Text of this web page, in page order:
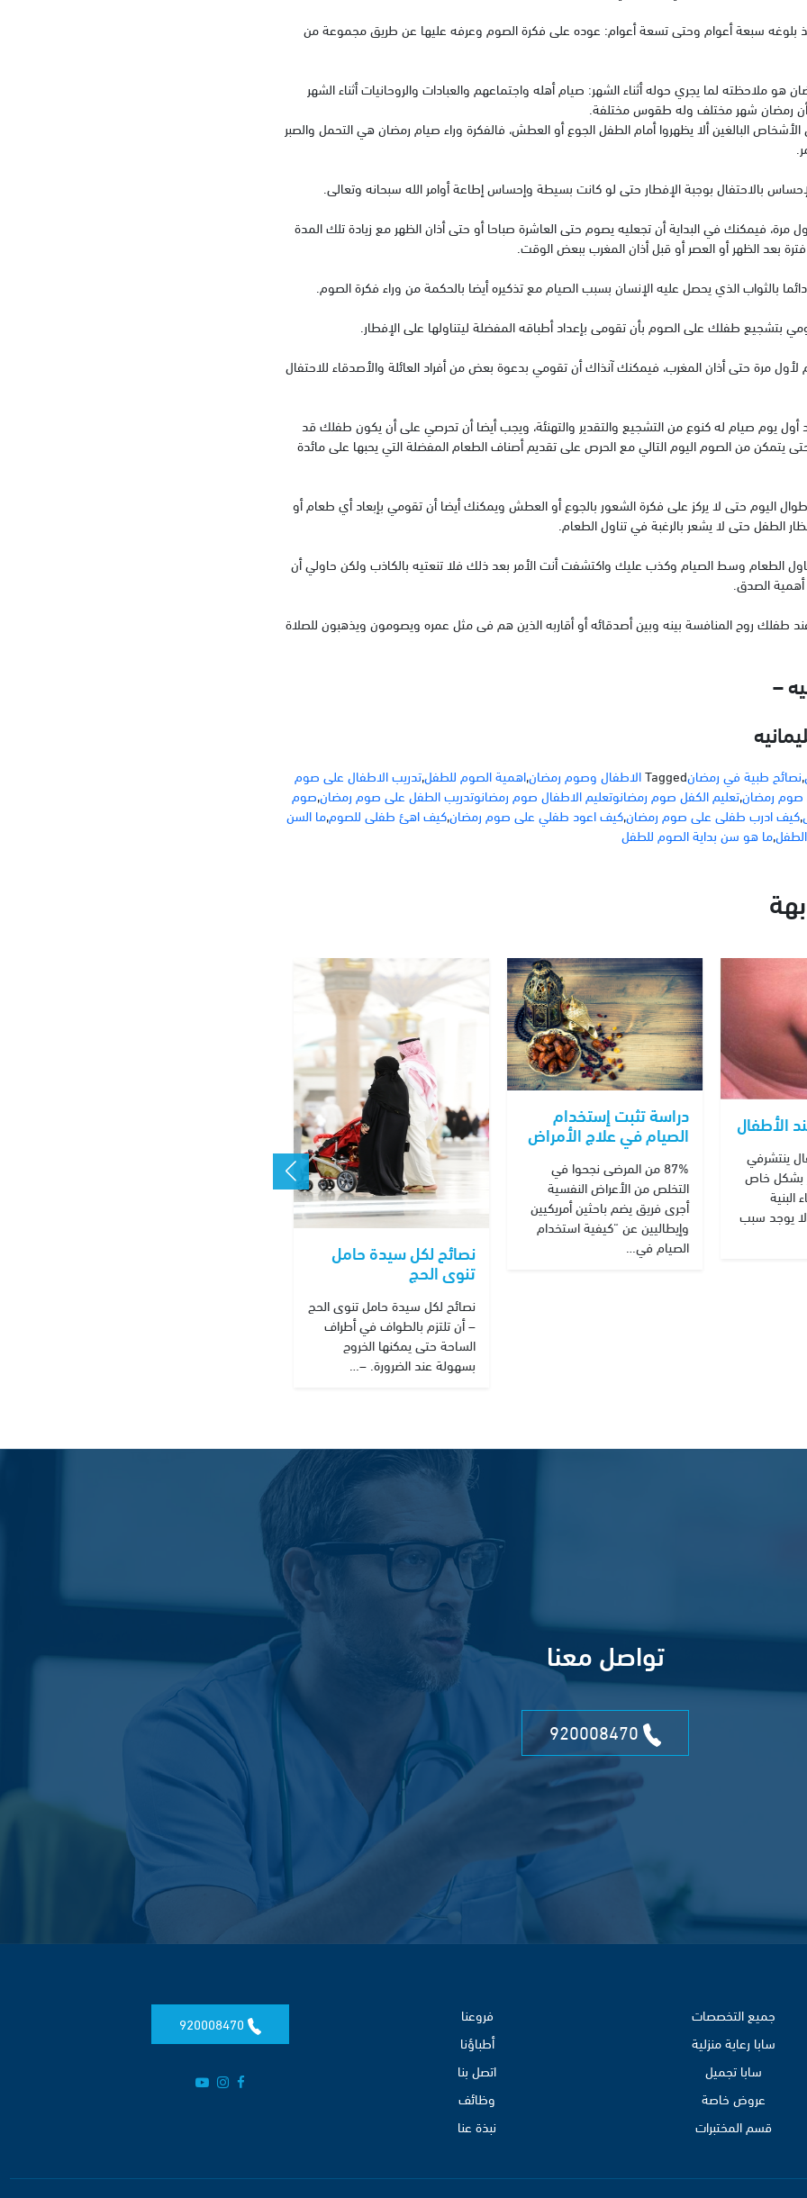
بلوغه سبعة أعوام وحتى تسعة أعوام: عوده على فكرة الصوم وعرفه عليها عن طريق مجموعة من
هو ملاحظته لما يجري حوله أثناء الشهر: صيام أهله واجتماعهم والعبادات والروحانيات أثناء الشهر
أن رمضان شهر مختلف وله طقوس مختلفة.
الأشخاص البالغين ألا يظهروا أمام الطفل الجوع أو العطش، فالفكرة وراء صيام رمضان هي التحمل والصبر
مرة، فيمكنك في البداية أن تجعليه يصوم حتى العاشرة صباحا أو حتى أذان الظهر مع زيادة تلك المدة
بعد الظهر أو العصر أو قبل أذان المغرب ببعض الوقت.
مرة حتى أذان المغرب، فيمكنك آنذاك أن تقومي بدعوة بعض من أفراد العائلة والأصدقاء للاحتفال
أول يوم صيام له كنوع من التشجيع والتقدير والتهنئة، ويجب أيضا أن تحرصي على أن يكون طفلك قد
يتمكن من الصوم اليوم التالي مع الحرص على تقديم أصناف الطعام المفضلة التي يحبها على مائدة
اليوم حتى لا يركز على فكرة الشعور بالجوع أو العطش ويمكنك أيضا أن تقومي بإبعاد أي طعام أو
الطفل حتى لا يشعر بالرغبة في تناول الطعام.
الطعام وسط الصيام وكذب عليك واكتشفت أنت الأمر بعد ذلك فلا تنعتيه بالكاذب ولكن حاولي أن
أهمية الصدق.
عند طفلك روح المنافسة بينه وبين أصدقائه أو أقاربه الذين هم فى مثل عمره ويصومون ويذهبون للصلاة
–
,نصائح طبية في رمضانTaggedالاطفال وصوم رمضان,اهمية الصوم للطفل,تدريب الاطفال على صوم
صوم رمضان,تعليم الكفل صوم رمضانوتعليم الاطفال صوم رمضانوتدريب الطفل على صوم رمضان,صوم
,كيف ادرب طفلى على صوم رمضان,كيف اعود طفلي على صوم رمضان,كيف اهئ طفلى للصوم,ما السن
,ما هو سن بداية الصوم للطفل
الأطفال
ينتشرفي
بشكل خاص
البنية
لا يوجد سبب
دراسة تثبت إستخدام
الصيام في علاج الأمراض
87% من المرضى نجحوا في
التخلص من الأعراض النفسية
أجرى فريق يضم باحثين أمريكيين
وإيطاليين عن “كيفية استخدام
الصيام في…
نصائح لكل سيدة حامل
تنوى الحج
نصائح لكل سيدة حامل تنوى الحج
– أن تلتزم بالطواف في أطراف
الساحة حتى يمكنها الخروج
بسهولة عند الضرورة. –…
تواصل معنا
جميع التخصصات
سابا رعاية منزلية
سابا تجميل
عروض خاصة
قسم المختبرات
فروعنا
أطباؤنا
اتصل بنا
وظائف
نبذة عنا